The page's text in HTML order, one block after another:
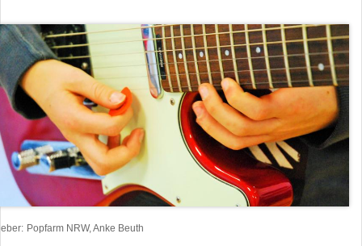
Popfarm NRW, Anke Beuth